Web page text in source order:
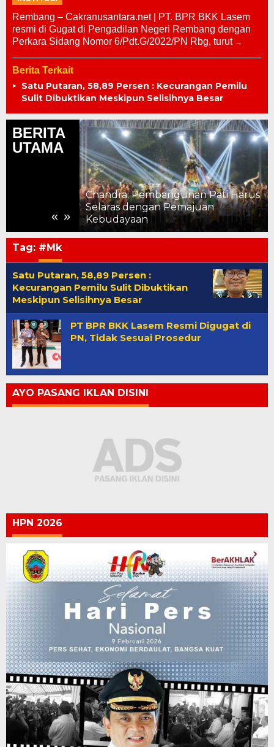
Rembang – Cakranusantara.net | PT. BPR BKK Lasem
resmi di Gugat di Pengadilan Negeri Rembang dengan
Perkara Sidang Nomor 6/Pdt.G/2022/PN Rbg, turut
Berita Terkait
Satu Putaran, 58,89 Persen : Kecurangan Pemilu
Sulit Dibuktikan Meskipun Selisihnya Besar
BERITA
UTAMA
« »
Chandra: Pembangunan Pati Harus
Selaras dengan Pemajuan
Kebudayaan
Tag: #Mk
Satu Putaran, 58,89 Persen :
Kecurangan Pemilu Sulit Dibuktikan
Meskipun Selisihnya Besar
PT BPR BKK Lasem Resmi Digugat di
PN, Tidak Sesuai Prosedur
AYO PASANG IKLAN DISINI
HPN 2026